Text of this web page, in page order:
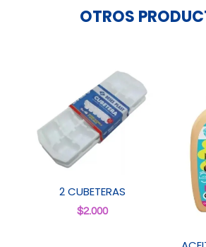
cantidadOTROS
2 CUBETERAS
$2.000